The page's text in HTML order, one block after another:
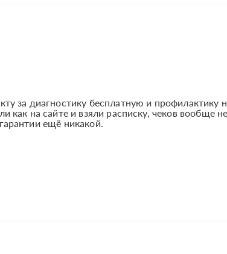
за диагностику бесплатную и профилактику
как на сайте и взяли расписку, чеков вообще
ещё никакой.